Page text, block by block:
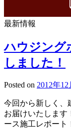
最新情報
ハウジング
しました！
Posted on 2012年12
今回から新しく、
お届けいたします
ース施工レポート